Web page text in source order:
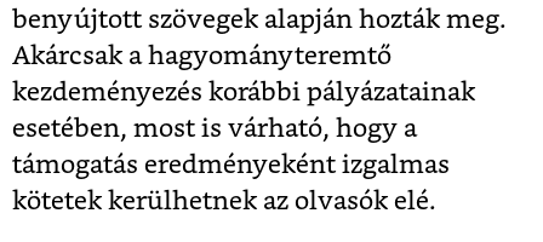
benyújtott szövegek alapján hozták meg.
Akárcsak a hagyományteremtő
kezdeményezés korábbi pályázatainak
esetében, most is várható, hogy a
támogatás eredményeként izgalmas
kötetek kerülhetnek az olvasók elé.